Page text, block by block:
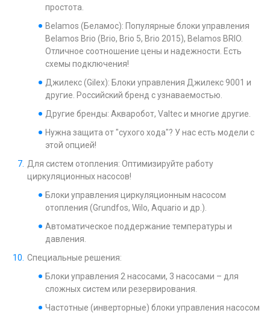
простота.
Belamos (Беламос): Популярные блоки управления
Belamos Brio (Brio, Brio 5, Brio 2015), Belamos BRIO.
Отличное соотношение цены и надежности. Есть
схемы подключения!
Джилекс (Gilex): Блоки управления Джилекс 9001 и
другие. Российский бренд с узнаваемостью.
Другие бренды: Акваробот, Valtec и многие другие.
Нужна защита от "сухого хода"? У нас есть модели с
этой опцией!
Для систем отопления: Оптимизируйте работу
циркуляционных насосов!
Блоки управления циркуляционным насосом
отопления (Grundfos, Wilo, Aquario и др.).
Автоматическое поддержание температуры и
давления.
Специальные решения:
Блоки управления 2 насосами, 3 насосами – для
сложных систем или резервирования.
Частотные (инверторные) блоки управления насосом